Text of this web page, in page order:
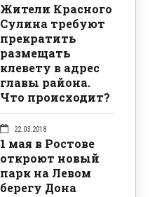
Жители Красного
Сулина требуют
прекратить
размещать
клевету в адрес
главы района.
Что происходит?
22.03.2018
1 мая в Ростове
откроют новый
парк на Левом
берегу Дона